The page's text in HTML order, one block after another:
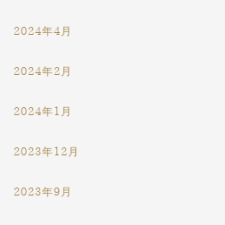
2024年4月
2024年2月
2024年1月
2023年12月
2023年9月